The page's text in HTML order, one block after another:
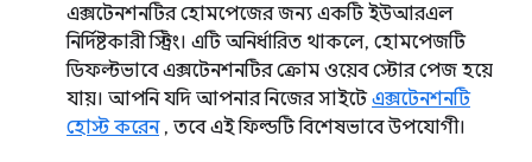
এক্সটেনশনটির হোমপেজের জন্য একটি ইউআরএল
নির্দিষ্টকারী স্ট্রিং। এটি অনির্ধারিত থাকলে, হোমপেজটি
ডিফল্টভাবে এক্সটেনশনটির ক্রোম ওয়েব স্টোর পেজ হয়ে
যায়। আপনি যদি আপনার নিজের সাইটেএক্সটেনশনটি
হোস্ট করেন, তবে এই ফিল্ডটি বিশেষভাবে উপযোগী।